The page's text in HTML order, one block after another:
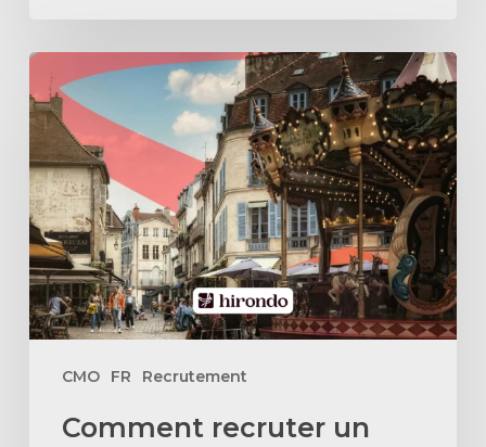
CMO FR Recrutement
Comment
recruter
un
directeur
marketing
externalisé
à
Dijon
?
Comment recruter un